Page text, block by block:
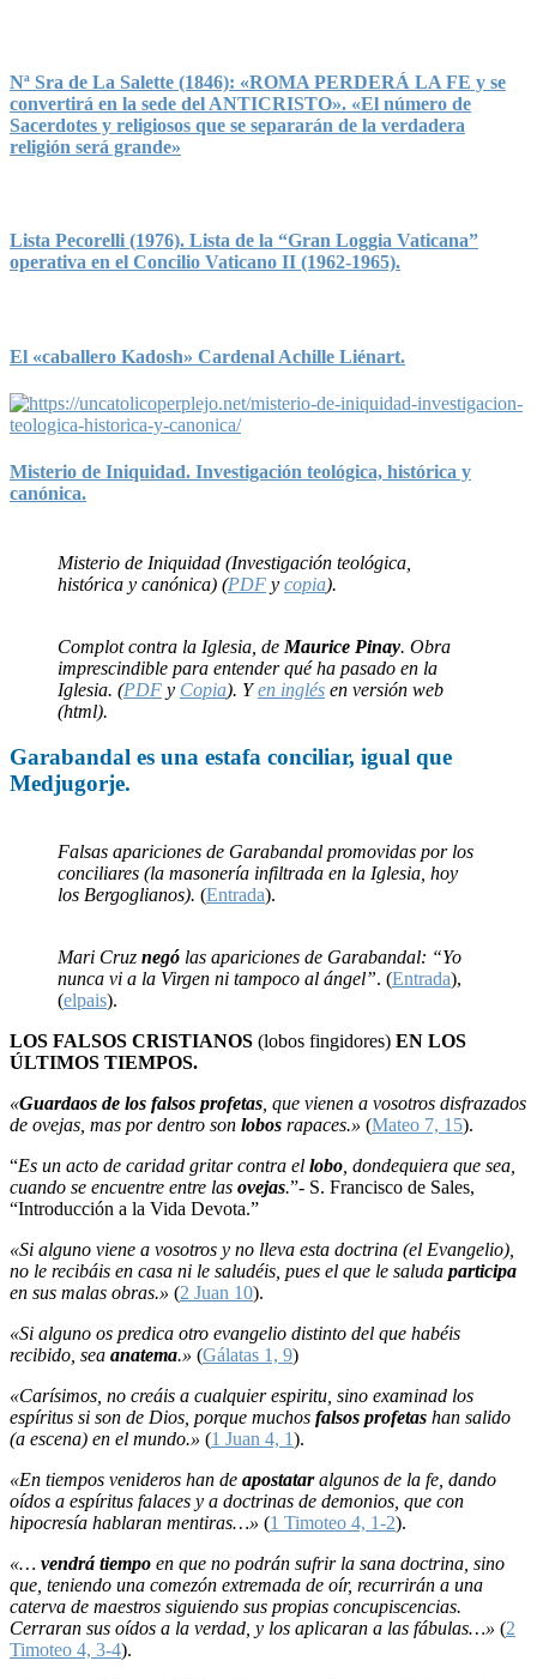
Nª Sra de La Salette (1846): «ROMA PERDERÁ LA FE y se
convertirá en la sede del ANTICRISTO». «El número de
Sacerdotes y religiosos que se separarán de la verdadera
religión será grande»
Lista Pecorelli (1976). Lista de la “Gran Loggia Vaticana”
operativa en el Concilio Vaticano II (1962-1965).
El «caballero Kadosh» Cardenal Achille Liénart.
Misterio de Iniquidad. Investigación teológica, histórica y
canónica.
Misterio de Iniquidad (Investigación teológica,
histórica y canónica) (PDF y copia).
Complot contra la Iglesia, de Maurice Pinay. Obra
imprescindible para entender qué ha pasado en la
Iglesia. (PDF y Copia). Yen inglés en versión web
(html).
Garabandal es una estafa conciliar, igual que
Medjugorje.
Falsas apariciones de Garabandal promovidas por los
conciliares (la masonería infiltrada en la Iglesia, hoy
los Bergoglianos). (Entrada).
Mari Cruz negó las apariciones de Garabandal: “Yo
nunca vi a la Virgen ni tampoco al ángel”. (Entrada),
(elpais).
LOS FALSOS CRISTIANOS (lobos fingidores) EN LOS
ÚLTIMOS TIEMPOS.
«Guardaos de los falsos profetas , que vienen a vosotros disfrazados
de ovejas, mas por dentro son lobos rapaces.» (Mateo 7, 15).
“Es un acto de caridad gritar contra el lobo , dondequiera que sea,
cuando se encuentre entre las ovejas.”- S. Francisco de Sales,
“Introducción a la Vida Devota.”
«Si alguno viene a vosotros y no lleva esta doctrina (el Evangelio),
no le recibáis en casa ni le saludéis, pues el que le saluda participa
en sus malas obras.» (2 Juan 10).
«Si alguno os predica otro evangelio distinto del que habéis
recibido, sea anatema.» (Gálatas 1, 9)
«Carísimos, no creáis a cualquier espiritu, sino examinad los
espíritus si son de Dios, porque muchos falsos profetas han salido
(a escena) en el mundo.» (1 Juan 4, 1).
«En tiempos venideros han de apostataralgunos de la fe, dando
oídos a espíritus falaces y a doctrinas de demonios, que con
hipocresía hablaran mentiras…» (1 Timoteo 4, 1-2).
«… vendrá tiempo en que no podrán sufrir la sana doctrina, sino
que, teniendo una comezón extremada de oír, recurrirán a una
caterva de maestros siguiendo sus propias concupiscencias.
Cerraran sus oídos a la verdad, y los aplicaran a las fábulas…» (2
Timoteo 4, 3-4).